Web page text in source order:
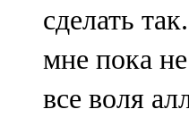
102,3 FM
Яңа чишмә
107,0 FM
сделать
мне пока
все воля